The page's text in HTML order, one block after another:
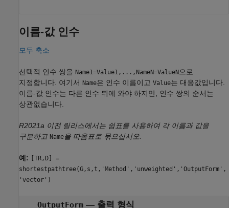
이름-값 인수
모두 축소
선택적 인수 쌍을 Name1=Value1,...,NameN=ValueN으로
지정합니다. 여기서 Name은 인수 이름이고 Value는 대응값입니다.
이름-값 인수는 다른 인수 뒤에 와야 하지만, 인수 쌍의 순서는
상관없습니다.
R2021a 이전 릴리스에서는 쉼표를 사용하여 각 이름과 값을
구분하고 Name을 따옴표로 묶으십시오.
예:
[TR,D] =
shortestpathtree(G,s,t,'Method','unweighted','OutputForm',
'vector')
OutputForm— 출력 형식